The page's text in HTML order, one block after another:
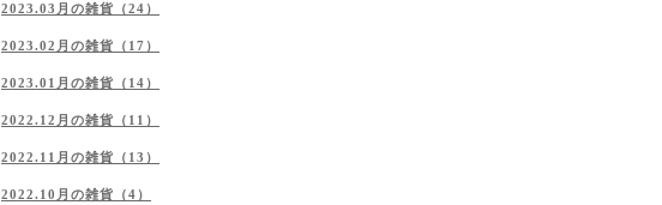
2023.03月の雑貨（24）
2023.02月の雑貨（17）
2023.01月の雑貨（14）
2022.12月の雑貨（11）
2022.11月の雑貨（13）
2022.10月の雑貨（4）